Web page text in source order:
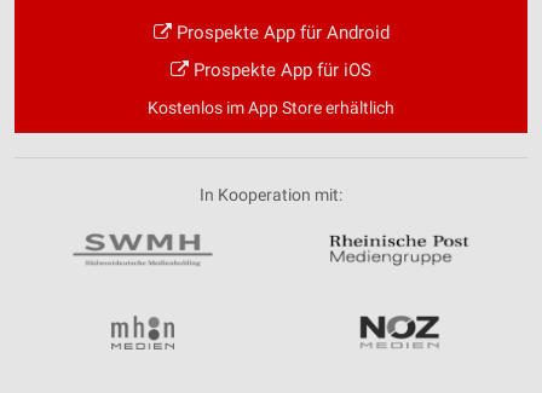
Prospekte App für Android
Prospekte App für iOS
Kostenlos im App Store erhältlich
In Kooperation mit: